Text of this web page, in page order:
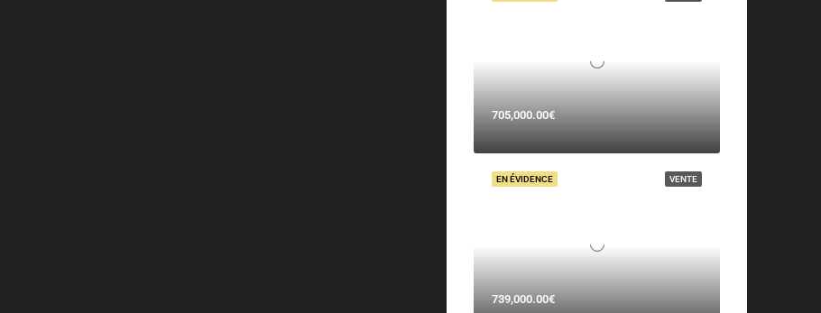
705,000.00€
VENTE
EN ÉVIDENCE
739,000.00€